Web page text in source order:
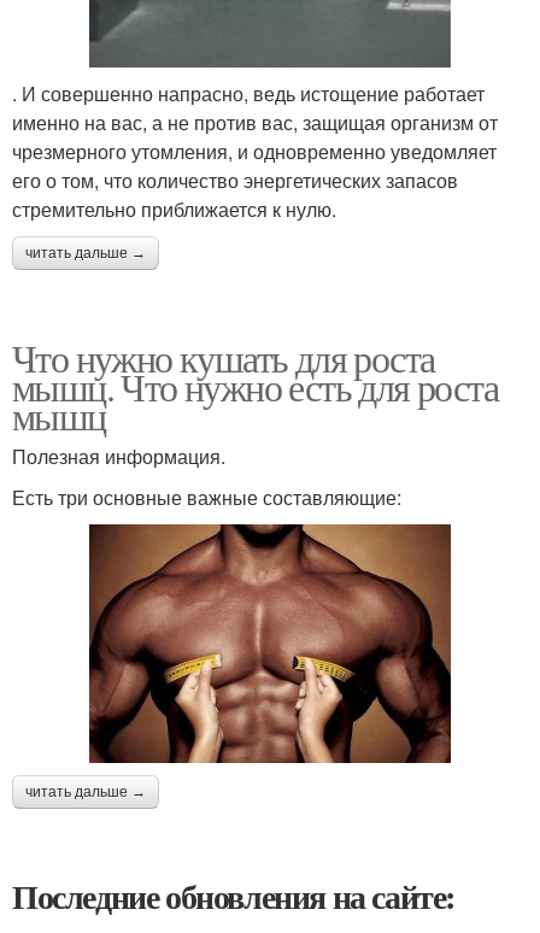
. И совершенно напрасно, ведь истощение работает
именно на вас, а не против вас, защищая организм от
чрезмерного утомления, и одновременно уведомляет
его о том, что количество энергетических запасов
стремительно приближается к нулю.
читать дальше →
Что нужно кушать для роста
мышц. Что нужно есть для роста
мышц
Полезная информация.
Есть три основные важные составляющие:
читать дальше →
Последние обновления на сайте: